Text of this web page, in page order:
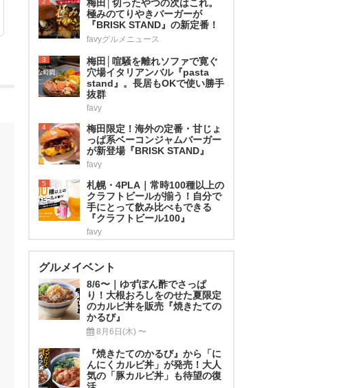
梅田│切ったやつの次はこれ。
極みのてりやきバーガーが
『BRISK STAND』の新定番！
favyグルメニュース
3
梅田│喧騒を離れソファで寛ぐ
穴場イタリアンバル『pasta
stand』。長居もOKで使い勝手
抜群
favy
4
梅田限定！海外の定番・甘じょ
っぱ系ベーコンジャムバーガー
が新登場『BRISK STAND』
favy
5
札幌・4PLA｜常時100種以上の
クラフトビールが揃う！自分で
手にとって飲み比べもできる
『クラフトビール100』
favy
グルメイベント
8/6〜｜ゆずぽん酢でさっぱ
り！大根おろしをのせた夏限定
のカルビ丼を販売『焼きたての
かるび』
8月6日(木) 〜
『焼きたてのかるび』から「に
んにくカルビ丼」が発売！大人
気の「豚カルビ丼」も待望の復